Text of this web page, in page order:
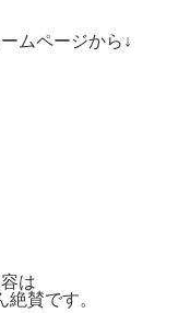
ムページから↓
は
賛です。